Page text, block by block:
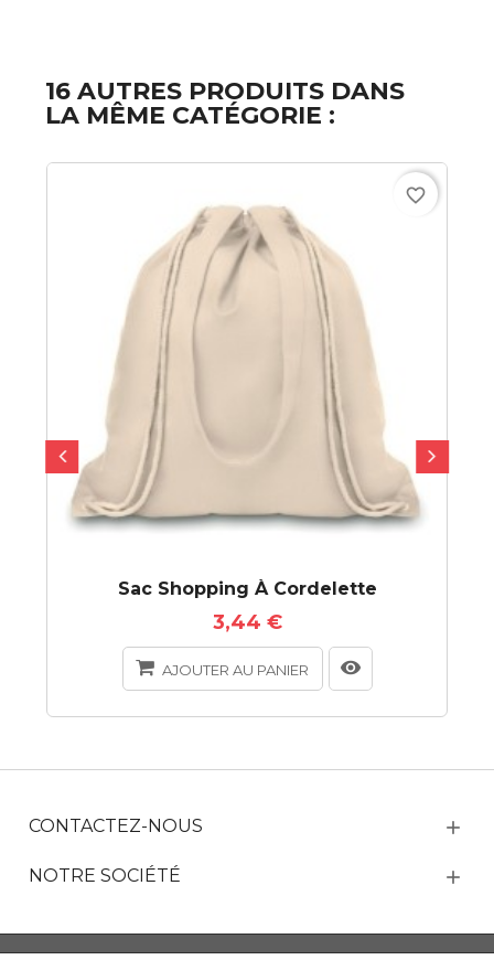
16 AUTRES PRODUITS DANS
LA MÊME CATÉGORIE :
Sac Shopping À Cordelette
3,44 €
AJOUTER AU PANIER
favorite_border
CONTACTEZ-NOUS
NOTRE SOCIÉTÉ